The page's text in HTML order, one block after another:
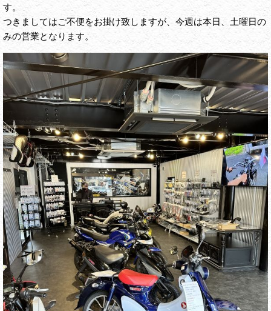
す。
つきましてはご不便をお掛け致しますが、今週は本日、土曜日の
みの営業となります。